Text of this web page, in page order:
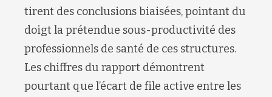
tirent des conclusions biaisées, pointant du
doigt la prétendue sous-productivité des
professionnels de santé de ces structures.
Les chiffres du rapport démontrent
pourtant que l’écart de file active entre les